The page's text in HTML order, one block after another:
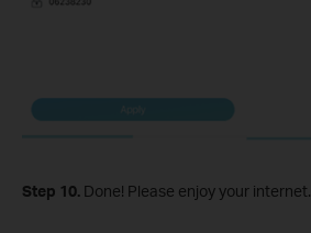
Step 10. Done! Please enjoy your internet.